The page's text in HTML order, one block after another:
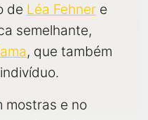
de Léa Fehner e
semelhante,
, que também
mostras e no